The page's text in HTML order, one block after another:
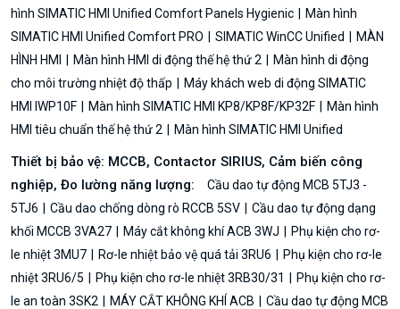
hình SIMATIC HMI Unified Comfort Panels Hygienic
Màn hình
SIMATIC HMI Unified Comfort PRO
SIMATIC WinCC Unified
MÀN
HÌNH HMI
Màn hình HMI di động thế hệ thứ 2
Màn hình di động
cho môi trường nhiệt độ thấp
Máy khách web di động SIMATIC
HMI IWP10F
Màn hình SIMATIC HMI KP8/KP8F/KP32F
Màn hình
HMI tiêu chuẩn thế hệ thứ 2
Màn hình SIMATIC HMI Unified
Thiết bị bảo vệ: MCCB, Contactor SIRIUS, Cảm biến công
nghiệp, Đo lường năng lượng:
Cầu dao tự động MCB 5TJ3 -
5TJ6
Cầu dao chống dòng rò RCCB 5SV
Cầu dao tự động dạng
khối MCCB 3VA27
Máy cắt không khí ACB 3WJ
Phụ kiện cho rơ-
le nhiệt 3MU7
Rơ-le nhiệt bảo vệ quá tải 3RU6
Phụ kiện cho rơ-le
nhiệt 3RU6/5
Phụ kiện cho rơ-le nhiệt 3RB30/31
Phụ kiện cho rơ-
le an toàn 3SK2
MÁY CẮT KHÔNG KHÍ ACB
Cầu dao tự động MCB